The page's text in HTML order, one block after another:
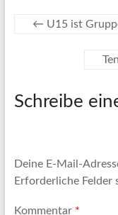
← U15 ist
Schreibe
Deine E-Mail-
Erforderliche Felder
Kommentar *